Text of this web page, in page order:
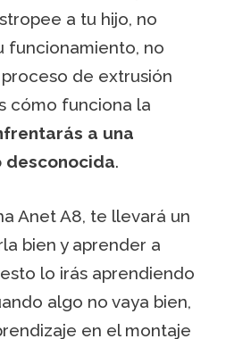
a tu hijo, no
funcionamiento, no
de extrusión
cómo funciona la
a una
desconocida.
Anet A8, te llevará un
bien y aprender a
lo irás aprendiendo
algo no vaya bien,
en el montaje